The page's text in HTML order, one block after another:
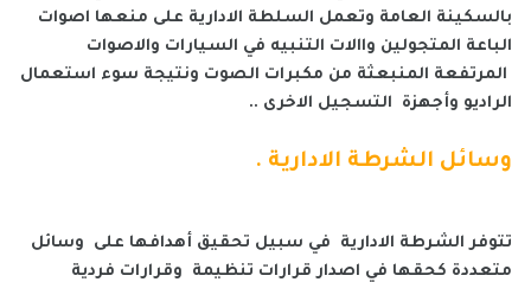
بالسكينة العامة وتعمل السلطة الادارية على منعها اصوات
الباعة المتجولين واالات التنبيه في السيارات والاصوات
المرتفعة المنبعثة من مكبرات الصوت ونتيجة سوء استعمال
الراديو وأجهزة التسجيل الاخرى ..
وسائل الشرطة الادارية .
تتوفر الشرطة الادارية في سبيل تحقيق أهدافها على وسائل
متعددة كحقها في اصدار قرارات تنظيمة وقرارات فردية